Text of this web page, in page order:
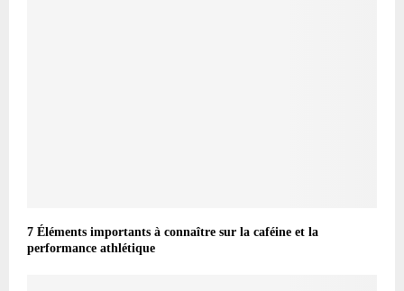
7 Éléments importants à connaître sur la caféine et la
performance athlétique